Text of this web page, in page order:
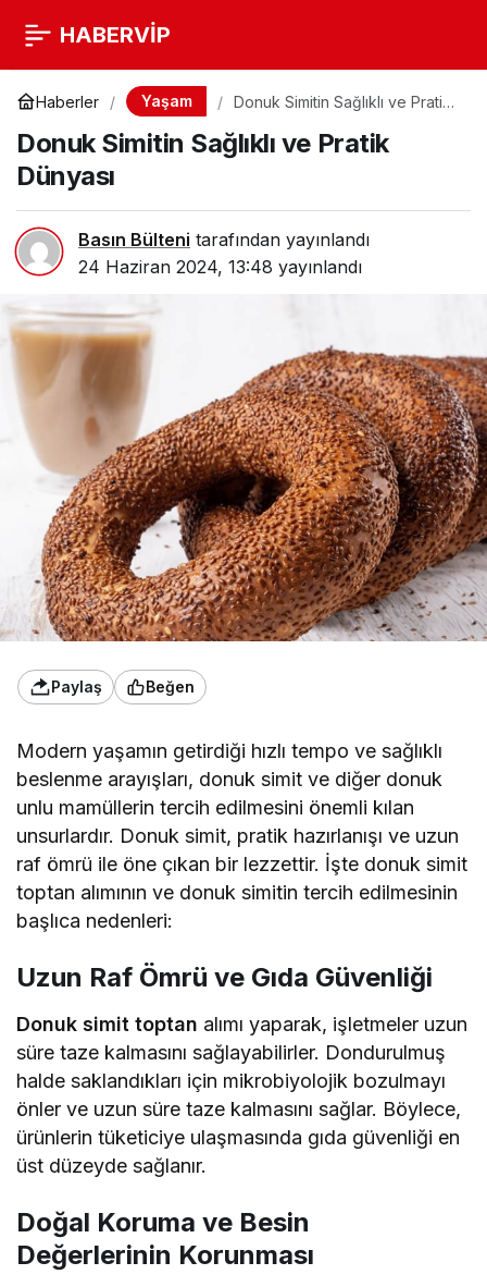
HABERVİP
Haberler Yaşam
Donuk Simitin Sağlıklı ve Pratik
Donuk Simitin Sağlıklı ve Pratik
Dünyası
Basın Bülteni tarafından yayınlandı
24 Haziran 2024, 13:48 yayınlandı
Paylaş Beğen
Modern yaşamın getirdiği hızlı tempo ve sağlıklı
beslenme arayışları, donuk simit ve diğer donuk
unlu mamüllerin tercih edilmesini önemli kılan
unsurlardır. Donuk simit, pratik hazırlanışı ve uzun
raf ömrü ile öne çıkan bir lezzettir. İşte donuk simit
toptan alımının ve donuk simitin tercih edilmesinin
başlıca nedenleri:
Uzun Raf Ömrü ve Gıda Güvenliği
Donuk simit toptan alımı yaparak, işletmeler uzun
süre taze kalmasını sağlayabilirler. Dondurulmuş
halde saklandıkları için mikrobiyolojik bozulmayı
önler ve uzun süre taze kalmasını sağlar. Böylece,
ürünlerin tüketiciye ulaşmasında gıda güvenliği en
üst düzeyde sağlanır.
Doğal Koruma ve Besin
Değerlerinin Korunması